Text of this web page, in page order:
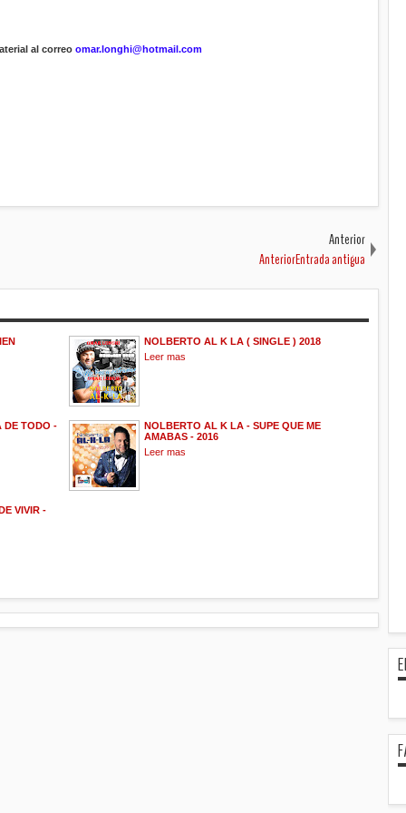
al correo omar.longhi@hotmail.com
Anterior
AnteriorEntrada antigua
NOLBERTO AL K LA ( SINGLE ) 2018
Leer mas
DE TODO -
NOLBERTO AL K LA - SUPE QUE ME
AMABAS - 2016
Leer mas
VIVIR -